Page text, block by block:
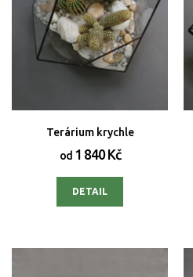
Terárium krychle
od1 840 Kč
DETAIL